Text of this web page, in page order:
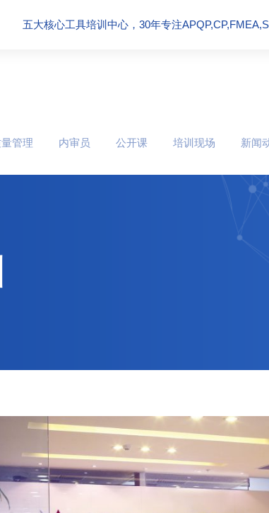
五大核心工具培训中心，30年专注
量管理 内审员 公开课 培训现场 新闻